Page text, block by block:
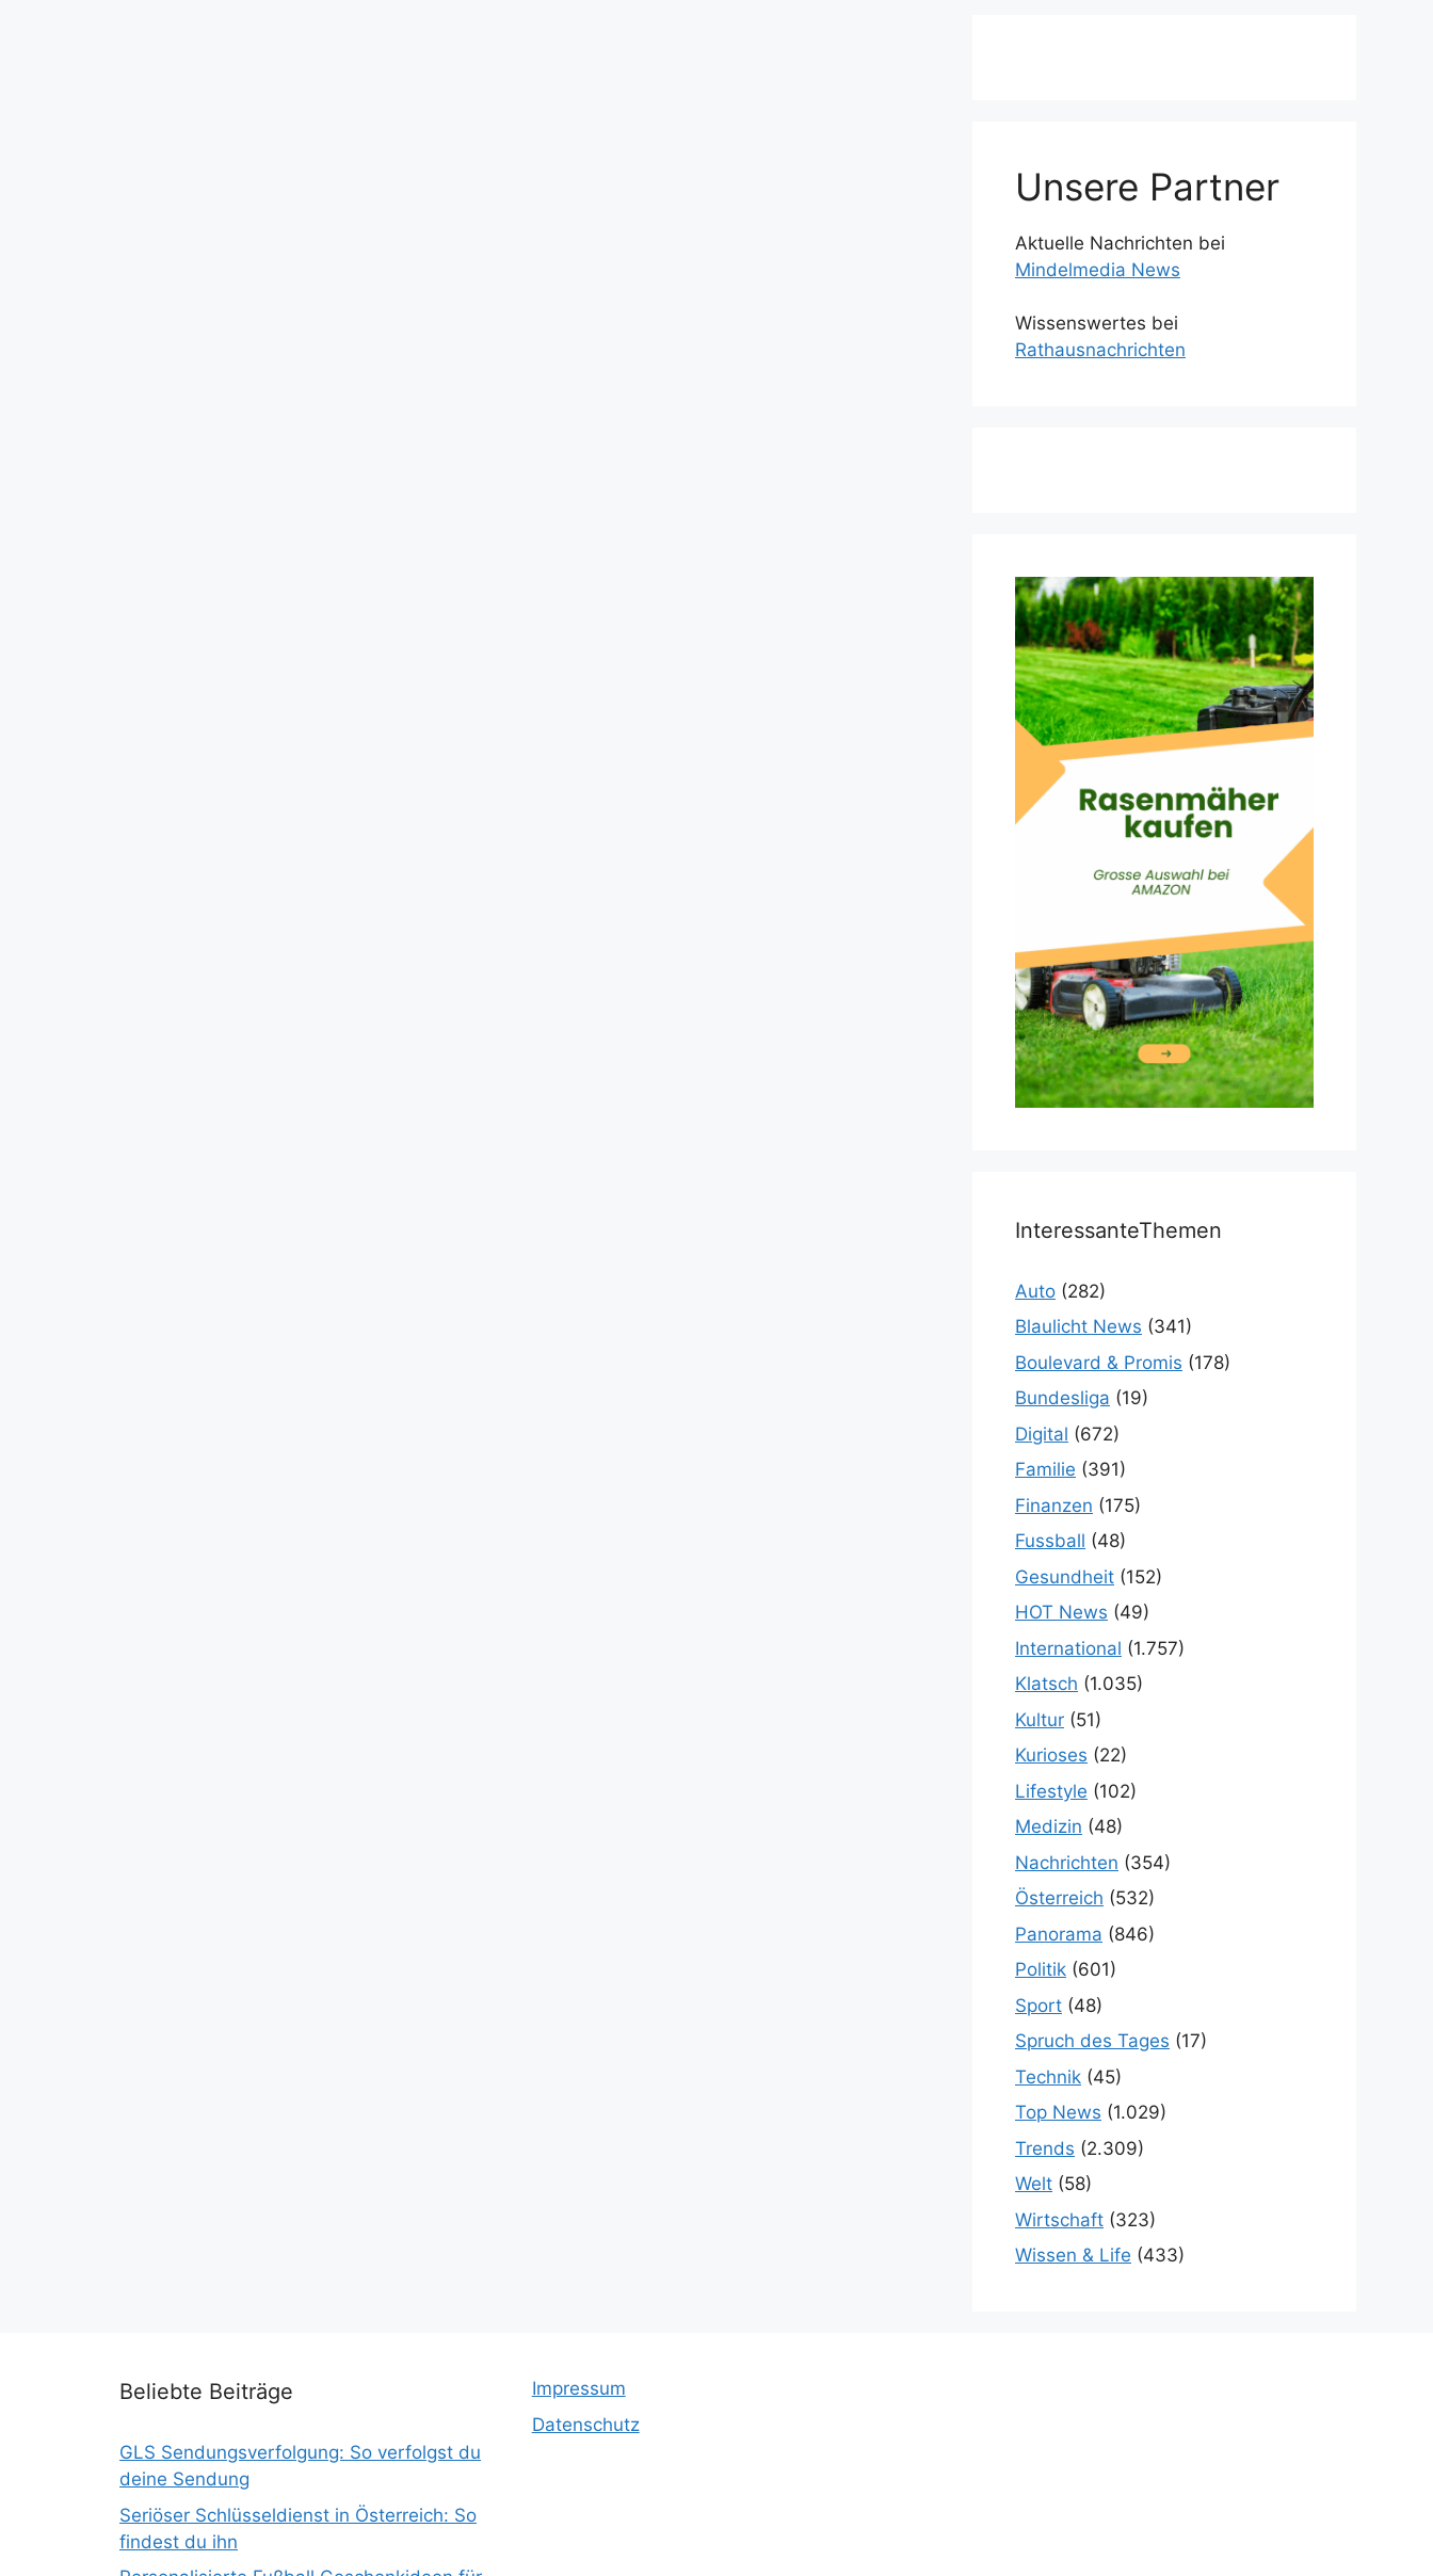
Unsere Partner
Aktuelle Nachrichten bei
Mindelmedia News
Wissenswertes bei
Rathausnachrichten
InteressanteThemen
Auto (282)
Blaulicht News (341)
Boulevard & Promis (178)
Bundesliga (19)
Digital (672)
Familie (391)
Finanzen (175)
Fussball (48)
Gesundheit (152)
HOT News (49)
International (1.757)
Klatsch (1.035)
Kultur (51)
Kurioses (22)
Lifestyle (102)
Medizin (48)
Nachrichten (354)
Österreich (532)
Panorama (846)
Politik (601)
Sport (48)
Spruch des Tages (17)
Technik (45)
Top News (1.029)
Trends (2.309)
Welt (58)
Wirtschaft (323)
Wissen & Life (433)
Beliebte Beiträge
GLS Sendungsverfolgung: So verfolgst du
deine Sendung
Seriöser Schlüsseldienst in Österreich: So
findest du ihn
Impressum
Datenschutz